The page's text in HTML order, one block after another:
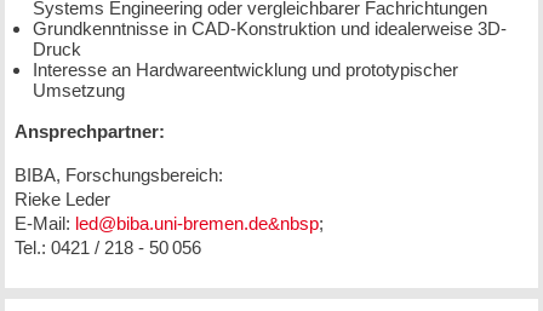
Systems Engineering oder vergleichbarer Fachrichtungen
Grundkenntnisse in CAD-Konstruktion und idealerweise 3D-
Druck
Interesse an Hardwareentwicklung und prototypischer
Umsetzung
Ansprechpartner:
BIBA, Forschungsbereich:
Rieke Leder
E-Mail: led@biba.uni-bremen.de&nbsp;
Tel.: 0421 / 218 - 50 056